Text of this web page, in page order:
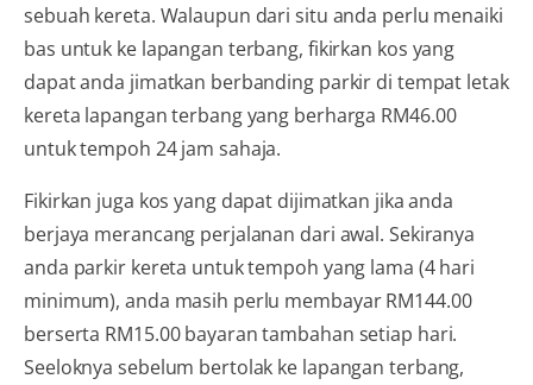
sebuah kereta. Walaupun dari situ anda perlu menaiki
bas untuk ke lapangan terbang, fikirkan kos yang
dapat anda jimatkan berbanding parkir di tempat letak
kereta lapangan terbang yang berharga RM46.00
untuk tempoh 24 jam sahaja.
Fikirkan juga kos yang dapat dijimatkan jika anda
berjaya merancang perjalanan dari awal. Sekiranya
anda parkir kereta untuk tempoh yang lama (4 hari
minimum), anda masih perlu membayar RM144.00
berserta RM15.00 bayaran tambahan setiap hari.
Seeloknya sebelum bertolak ke lapangan terbang,